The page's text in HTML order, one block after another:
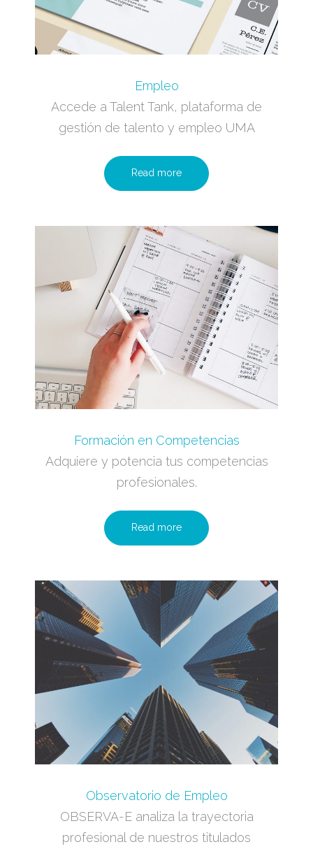
Empleo
Accede a Talent Tank, plataforma de
gestión de talento y empleo UMA
Read more
Formación en Competencias
Adquiere y potencia tus competencias
profesionales.
Read more
Observatorio de Empleo
OBSERVA-E analiza la trayectoria
profesional de nuestros titulados